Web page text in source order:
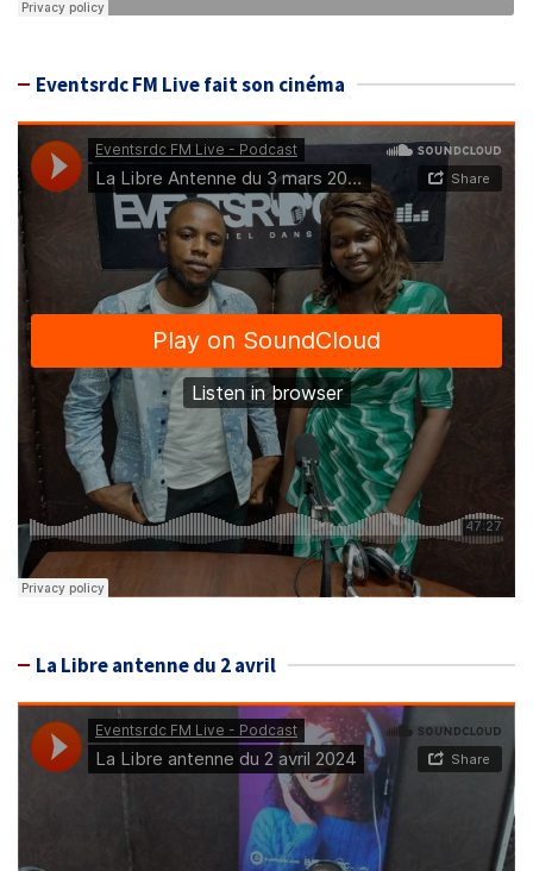
Eventsrdc FM Live fait son cinéma
La Libre antenne du 2 avril